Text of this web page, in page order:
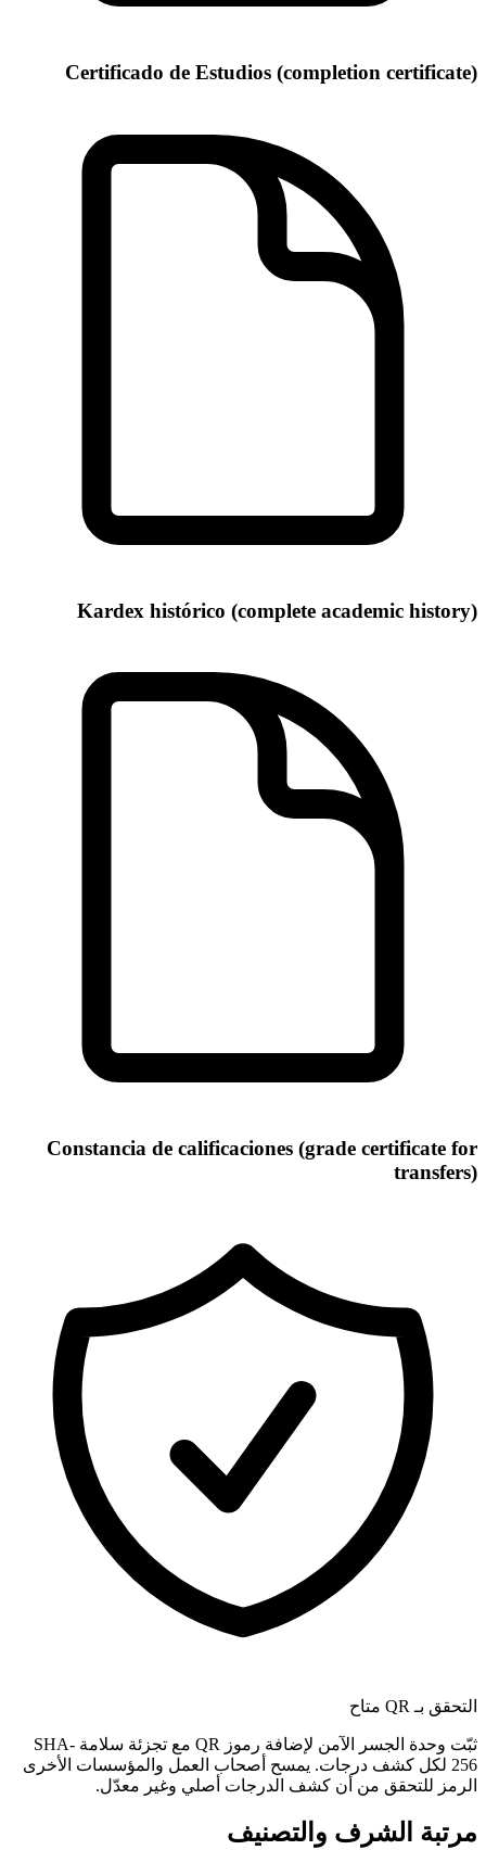
Certificado de Estudios (completion certificate)
Kardex histórico (complete academic history)
Constancia de calificaciones (grade certificate for
transfers)
التحقق بـ QR متاح
ثبّت وحدة الجسر الآمن لإضافة رموز QR مع تجزئة سلامة SHA-
256 لكل كشف درجات. يمسح أصحاب العمل والمؤسسات الأخرى
الرمز للتحقق من أن كشف الدرجات أصلي وغير معدّل.
مرتبة الشرف والتصنيف